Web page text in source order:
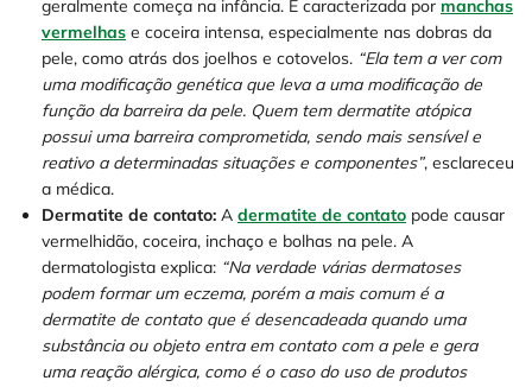
geralmente começa na infância. É caracterizada por manchas
vermelhas e coceira intensa, especialmente nas dobras da
pele, como atrás dos joelhos e cotovelos. “Ela tem a ver com
uma modificação genética que leva a uma modificação de
função da barreira da pele. Quem tem dermatite atópica
possui uma barreira comprometida, sendo mais sensível e
reativo a determinadas situações e componentes”, esclareceu
a médica.
Dermatite de contato: A dermatite de contato pode causar
vermelhidão, coceira, inchaço e bolhas na pele. A
dermatologista explica: “Na verdade várias dermatoses
podem formar um eczema, porém a mais comum é a
dermatite de contato que é desencadeada quando uma
substância ou objeto entra em contato com a pele e gera
uma reação alérgica, como é o caso do uso de produtos